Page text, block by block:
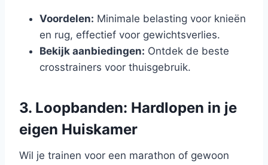
Voordelen: Minimale belasting voor knieën
en rug, effectief voor gewichtsverlies.
Bekijk aanbiedingen: Ontdek de beste
crosstrainers voor thuisgebruik.
3. Loopbanden: Hardlopen in je
eigen Huiskamer
Wil je trainen voor een marathon of gewoon